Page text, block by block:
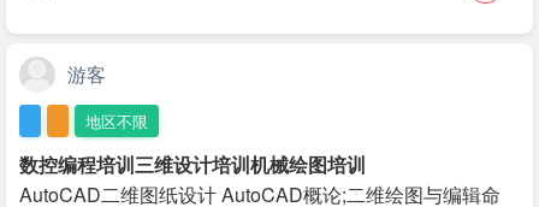
游客
地区不限
数控编程培训三维设计培训机械绘图培训
AutoCAD二维图纸设计 AutoCAD概论;二维绘图与编辑命